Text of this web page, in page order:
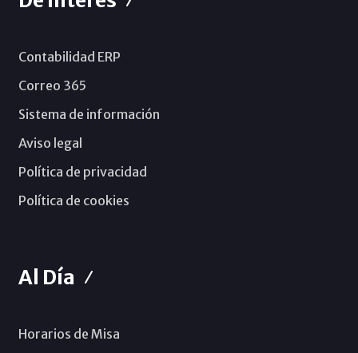
Contabilidad ERP
Correo 365
Sistema de información
Aviso legal
Política de privacidad
Política de cookies
Al Día
Horarios de Misa